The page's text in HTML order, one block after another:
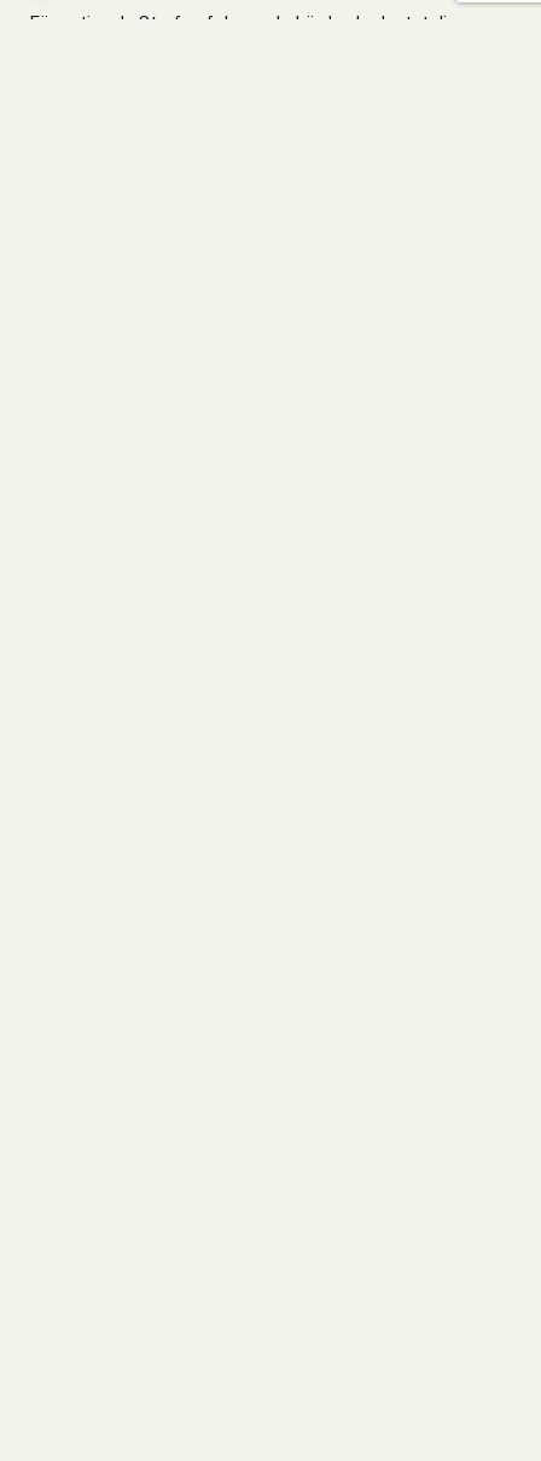
Für nationale Strafverfolgungsbehörden bedeutet dies,